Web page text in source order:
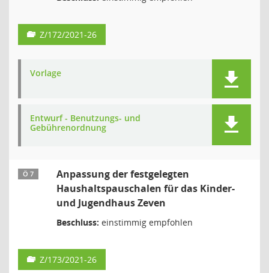
Z/172/2021-26
Vorlage
Entwurf - Benutzungs- und
Gebührenordnung
Ö 7
Anpassung der festgelegten
Haushaltspauschalen für das Kinder-
und Jugendhaus Zeven
Beschluss: einstimmig empfohlen
Z/173/2021-26